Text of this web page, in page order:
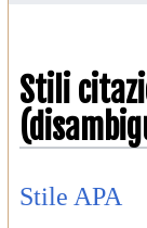
Stili
Stile APA